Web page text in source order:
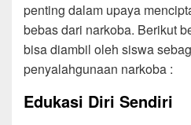
penting dalam upaya
bebas dari narkoba. Berikut
bisa diambil oleh siswa
penyalahgunaan narkoba :
Edukasi Diri Sendiri